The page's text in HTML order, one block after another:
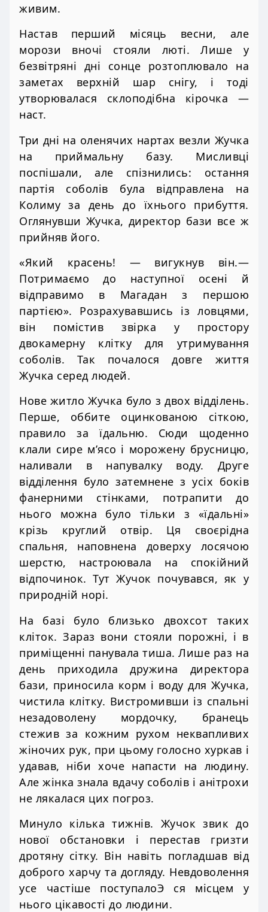
живим.
Настав перший місяць весни, але
морози вночі стояли люті. Лише у
безвітряні дні сонце розтоплювало на
заметах верхній шар снігу, і тоді
утворювалася склоподібна кірочка —
наст.
Три дні на оленячих нартах везли Жучка
на приймальну базу. Мисливці
поспішали, але спізнились: остання
партія соболів була відправлена на
Колиму за день до їхнього прибуття.
Оглянувши Жучка, директор бази все ж
прийняв його.
«Який красень! — вигукнув він.—
Потримаємо до наступної осені й
відправимо в Магадан з першою
партією». Розрахувавшись із ловцями,
він помістив звірка у простору
двокамерну клітку для утримування
соболів. Так почалося довге життя
Жучка серед людей.
Нове житло Жучка було з двох відділень.
Перше, оббите оцинкованою сіткою,
правило за їдальню. Сюди щоденно
клали сире м’ясо і морожену брусницю,
наливали в напувалку воду. Друге
відділення було затемнене з усіх боків
фанерними стінками, потрапити до
нього можна було тільки з «їдальні»
крізь круглий отвір. Ця своєрідна
спальня, наповнена доверху лосячою
шерстю, настроювала на спокійний
відпочинок. Тут Жучок почувався, як у
природній норі.
На базі було близько двохсот таких
кліток. Зараз вони стояли порожні, і в
приміщенні панувала тиша. Лише раз на
день приходила дружина директора
бази, приносила корм і воду для Жучка,
чистила клітку. Вистромивши із спальні
незадоволену мордочку, бранець
стежив за кожним рухом неквапливих
жіночих рук, при цьому голосно хуркав і
удавав, ніби хоче напасти на людину.
Але жінка знала вдачу соболів і анітрохи
не лякалася цих погроз.
Минуло кілька тижнів. Жучок звик до
нової обстановки і перестав гризти
дротяну сітку. Він навіть погладшав від
доброго харчу та догляду. Невдоволення
усе частіше поступалоЭ ся місцем у
нього цікавості до людини.